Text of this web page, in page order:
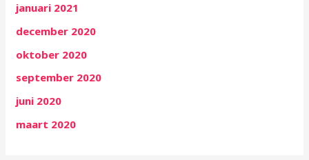
januari 2021
december 2020
oktober 2020
september 2020
juni 2020
maart 2020